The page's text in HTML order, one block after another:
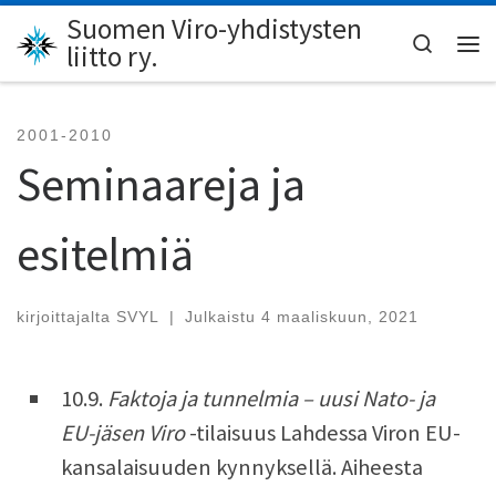
Skip to content
Suomen Viro-yhdistysten
liitto ry.
Search
2001-2010
Seminaareja ja
esitelmiä
kirjoittajalta SVYL | Julkaistu 4 maaliskuun, 2021
10.9. Faktoja ja tunnelmia – uusi Nato- ja
EU-jäsen Viro-tilaisuus Lahdessa Viron EU-
kansalaisuuden kynnyksellä. Aiheesta